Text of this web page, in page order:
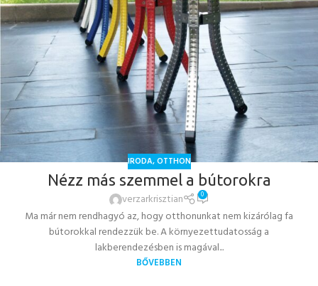
IRODA,OTTHON
Nézz más szemmel a bútorokra
verzarkrisztian 0
Ma már nem rendhagyó az, hogy otthonunkat nem kizárólag fa
bútorokkal rendezzük be. A környezettudatosság a
lakberendezésben is magával...
BŐVEBBEN